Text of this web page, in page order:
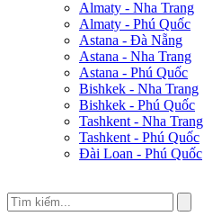
Almaty - Nha Trang
Almaty - Phú Quốc
Astana - Đà Nẵng
Astana - Nha Trang
Astana - Phú Quốc
Bishkek - Nha Trang
Bishkek - Phú Quốc
Tashkent - Nha Trang
Tashkent - Phú Quốc
Đài Loan - Phú Quốc